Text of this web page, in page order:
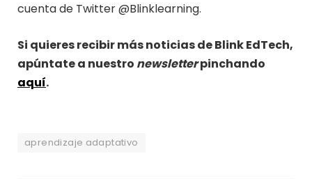
cuenta de Twitter @Blinklearning.
Si quieres recibir más noticias de Blink EdTech,
apúntate a nuestro newsletterpinchando
aquí.
aprendizaje adaptativo